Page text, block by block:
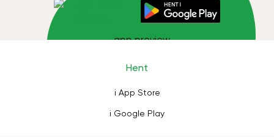
Hent
i App Store
i Google Play